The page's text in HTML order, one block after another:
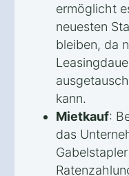
ermöglicht
neuesten
bleiben, da
kann.
Mietkauf:
das